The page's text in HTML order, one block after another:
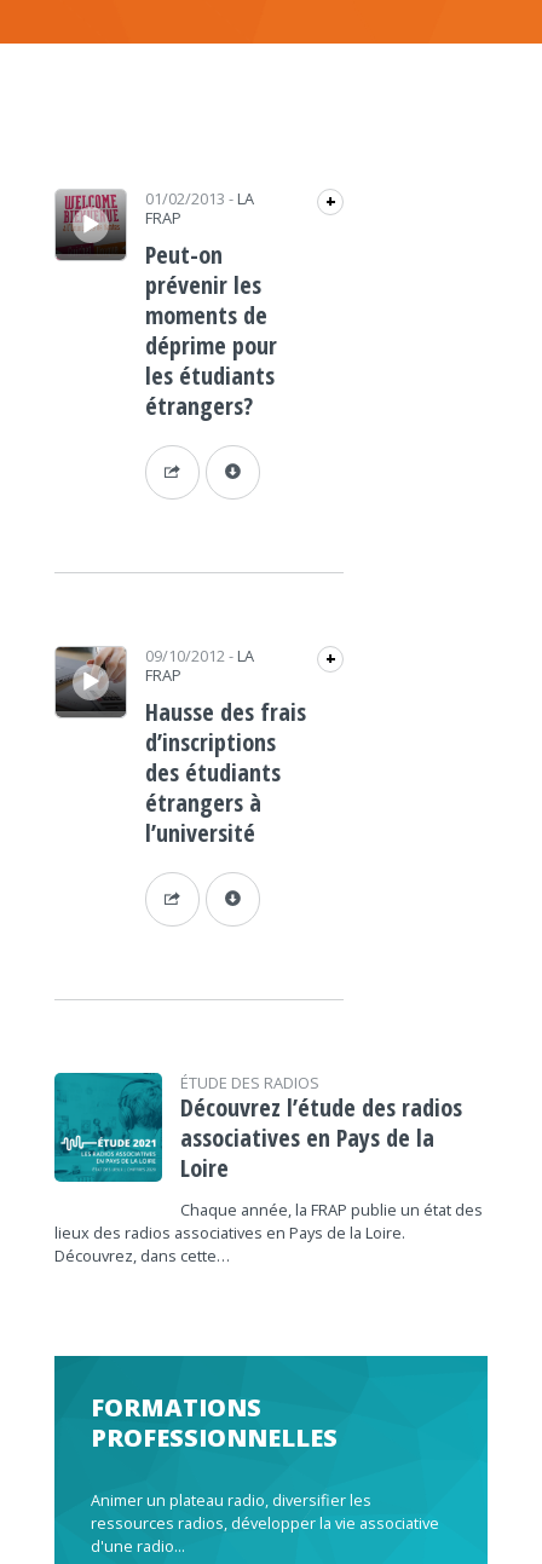
Lecteur audio 01/02/2013 - LA
FRAP
+
Peut-on
prévenir les
moments de
déprime pour
les étudiants
étrangers?
Lecteur audio 09/10/2012- LA
FRAP
+
Hausse des frais
d’inscriptions
des étudiants
étrangers à
l’université
ÉTUDE DES RADIOS
Découvrez l’étude des radios
associatives en Pays de la
Loire
Chaque année, la FRAP publie un état des
lieux des radios associatives en Pays de la Loire.
Découvrez, dans cette…
FORMATIONS
PROFESSIONNELLES
Animer un plateau radio, diversifier les
ressources radios, développer la vie associative
d'une radio...